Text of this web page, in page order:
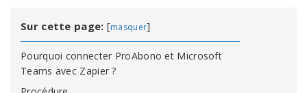
Sur cette page: [masquer]
Pourquoi connecter ProAbono et Microsoft
Teams avec Zapier ?